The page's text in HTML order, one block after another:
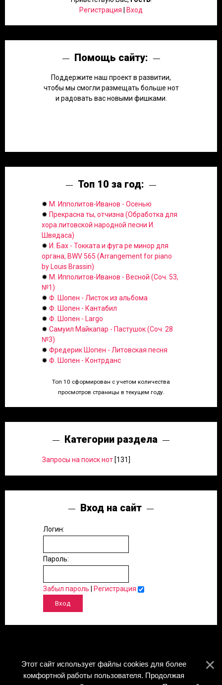
Регистрация
Вход
Помощь сайту:
Поддержите наш проект в развитии,
чтобы мы смогли размещать больше нот
и радовать вас новыми фишками.
Топ 10 за год:
✹ М. Ипполитов-Иванов - Осенью
✹ Прекрасна ты, отчизна (Обработка для
хора литовской народной песни И.
Швядаса)
✹ И. Бах - Токката и фуга ре минор для
органа, BWV 565 (Arrangement for piano
by Louis Brassin)
✹ М. Ипполитов-Иванов - Весной (Соч. 53,
№1)
✹ Ф. Шопен - Листок из альбома
✹ Ф. Шопен - Кантабил
✹ Ф. Шопен - Largo
✹ Самуил Майкапар - Пастушок (Соч. 28
№3)
✹ Фредерик Шопен - Литовская песня
✹ Ф. Шопен - Контрданс
Топ 10 сформирован с учетом количества
просмотров страницы в текущем году.
Категории раздела
Запросы на поиск нот [131]
Вход на сайт
Логин:
Пароль:
Забыл пароль Регистрация
Этот сайт использует файлы cookies для более
комфортной работы пользователя. Продолжая